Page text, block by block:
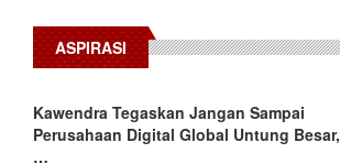
ASPIRASI
Kawendra Tegaskan Jangan Sampai
Perusahaan Digital Global Untung Besar,
…